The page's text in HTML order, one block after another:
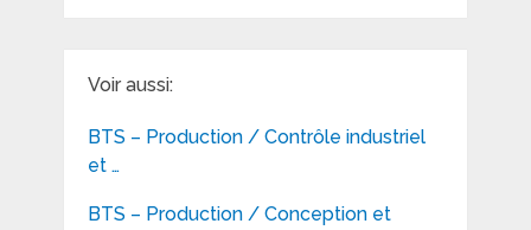
Voir aussi:
BTS – Production / Contrôle industriel
et …
BTS – Production / Conception et